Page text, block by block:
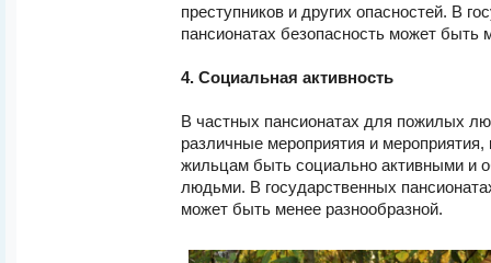
преступников и других опасностей. В
пансионатах безопасность может быть
4. Социальная активность
В частных пансионатах для пожилых
различные мероприятия и мероприятия,
жильцам быть социально активными и
людьми. В государственных
может быть менее разнообразной.